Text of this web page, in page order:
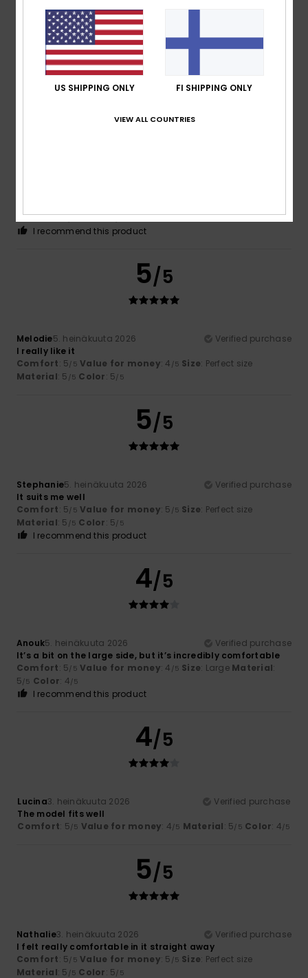
Virginie9. heinäkuuta 2026
Pleasant to the touch
Comfort: 5/5 Value for money
Material: 5/5 Color: 5/5
5/5
Material: 5 Color: 5
I recommend this product
5/5
Melodie5. heinäkuuta 2026
Verified purchase
I really like it
Comfort: 5/5 Value for money: 4 /5 Size: Perfect size
Material: 5 /5 Color: 5/5
5/5
Stephanie5. heinäkuuta 2026
Verified purchase
It suits me well
Comfort: 5/5 Value for money: 5 /5 Size: Perfect size
Material: 5 /5 Color: 5/5
I recommend this product
4/5
Anouk5. heinäkuuta 2026
Verified purchase
It’s a bit on the large side, but it’s incredibly comfortable
Comfort: 5/5 Value for money: 4 /5 Size: Large Material:
5/5 Color: 4/5
I recommend this product
4/5
Lucina3. heinäkuuta 2026
Verified purchase
The model fits well
Comfort: 5/5 Value for money: 4/5 Material: 5/5 Color: 4/5
5/5
Nathalie3. heinäkuuta 2026
Verified purchase
I felt really comfortable in it straight away
Comfort: 5/5 Value for money: 5 /5 Size: Perfect size
Material: 5 /5 Color: 5/5
US SHIPPING ONLY FI SHIPPING ONLY
VIEW ALL COUNTRIES